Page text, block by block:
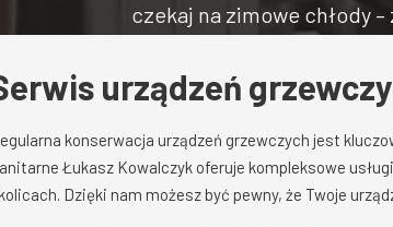
czekaj na zimowe chłody
urządzeń
konserwacja urządzeń grzewczych jest
Łukasz Kowalczyk oferuje kompleksowe
Dzięki nam możesz być pewny, że Twoje